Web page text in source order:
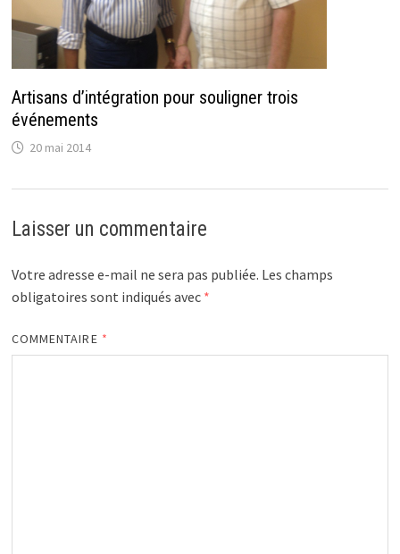
Artisans d’intégration pour souligner trois
événements
20 mai 2014
Laisser un commentaire
Votre adresse e-mail ne sera pas publiée. Les champs
obligatoires sont indiqués avec *
COMMENTAIRE *